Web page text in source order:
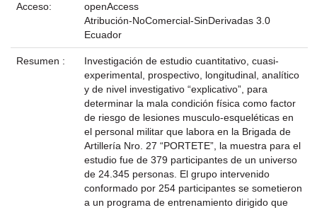
Acceso:
openAccess
Atribución-NoComercial-SinDerivadas 3.0
Ecuador
Resumen :
Investigación de estudio cuantitativo, cuasi-
experimental, prospectivo, longitudinal, analítico
y de nivel investigativo “explicativo”, para
determinar la mala condición física como factor
de riesgo de lesiones musculo-esqueléticas en
el personal militar que labora en la Brigada de
Artillería Nro. 27 “PORTETE”, la muestra para el
estudio fue de 379 participantes de un universo
de 24.345 personas. El grupo intervenido
conformado por 254 participantes se sometieron
a un programa de entrenamiento dirigido que